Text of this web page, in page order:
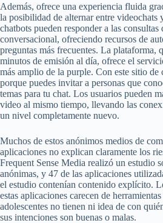
Además, ofrece una experiencia fluida
la posibilidad de alternar entre videochats
chatbots pueden responder a las
conversacional, ofreciendo recursos de
preguntas más frecuentes. La plataforma,
minutos de emisión al día, ofrece el
más amplio de la purple. Con este sitio de
porque puedes invitar a personas que
temas para tu chat. Los usuarios pueden
video al mismo tiempo, llevando las
un nivel completamente nuevo.
Muchos de estos anónimos medios de
aplicaciones no explican claramente los
Frequent Sense Media realizó un estudio
anónimas, y 47 de las aplicaciones
el estudio contenían contenido explícito.
estas aplicaciones carecen de
adolescentes no tienen ni idea de con
sus intenciones son buenas o malas.